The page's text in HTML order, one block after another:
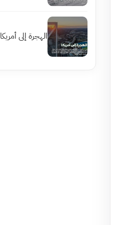
الهجرة إلى أمريكا